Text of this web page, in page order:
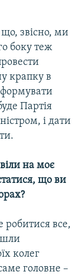
що, звісно, ми
боку теж
крапку в
Партія
і дати
на моє
що ви
робитися все,
колег
головне –